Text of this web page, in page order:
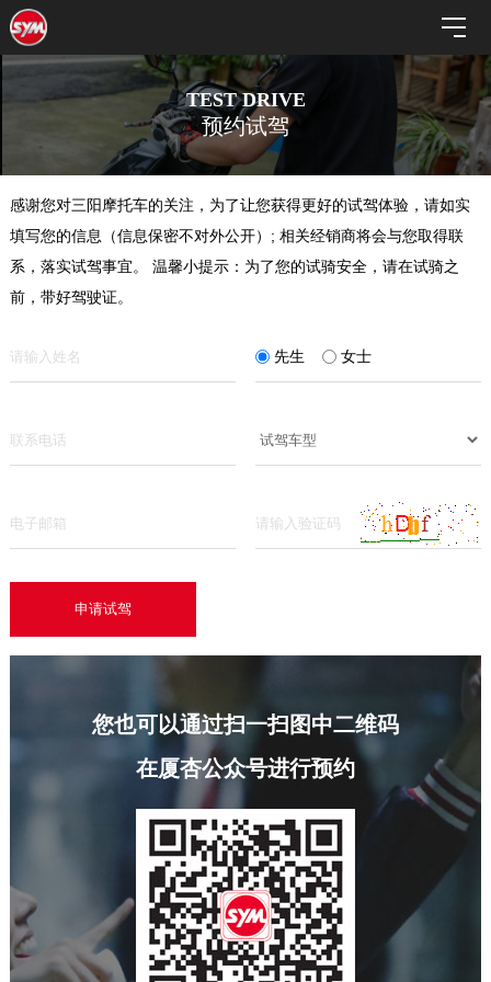
TEST DRIVE
预约试驾
感谢您对三阳摩托车的关注，为了让您获得更好的试驾体验，请如实
填写您的信息（信息保密不对外公开）; 相关经销商将会与您取得联
系，落实试驾事宜。 温馨小提示：为了您的试骑安全，请在试骑之
前，带好驾驶证。
先生 女士
您也可以通过扫一扫图中二维码
在厦杏公众号进行预约